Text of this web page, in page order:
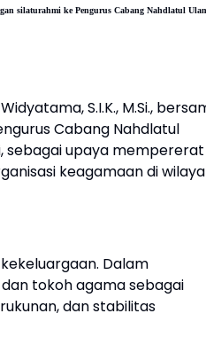
silaturahmi ke Pengurus Cabang Nahdlatul
S.I.K., M.Si.,
Cabang Nahdlatul
sebagai upaya mempererat
keagamaan di
Dalam
tokoh agama sebagai
dan stabilitas